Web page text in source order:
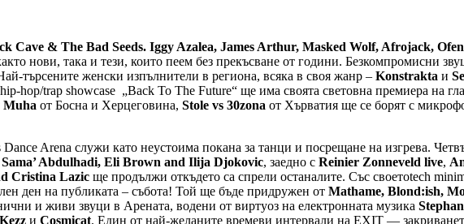
Cave & The Bad Seeds. Iggy Azalea, James Arthur, Masked Wolf, Afrojack,
нови, така и тези, които пеем без прекъсване от години. Безкомпромисни
търсените женски изпълнители в региона, всяка в своя жанр – Konstrakta и
hop/trap showcase „Back To The Future“ ще има своята световна премиера на
Muha от Босна и Херцеговина, Stole vs 30zona от Хърватия ще се борят с
Arena служи като неустоима покана за танци и посрещане на изгрева.
Abdulhadi, Eli Brown and Ilija Djokovic, заедно с Reinier Zonneveld live,
Cristina Lazic ще продължи откъдето са спрели останалите. Със своетоtech
ден на публиката – събота! Той ще бъде придружен от Mathame, Blond:ish,
и живи звуци в Арената, водени от виртуоз на електронната музика
Kezz и Cosmicat. Един от най-желаните времеви интервали на EXIT —